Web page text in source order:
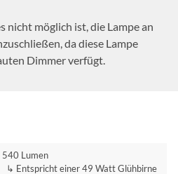
nicht möglich ist, die Lampe an
da diese Lampe
Dimmer verfügt.
540 Lumen
↳ Entspricht einer 49 Watt Glühbirne